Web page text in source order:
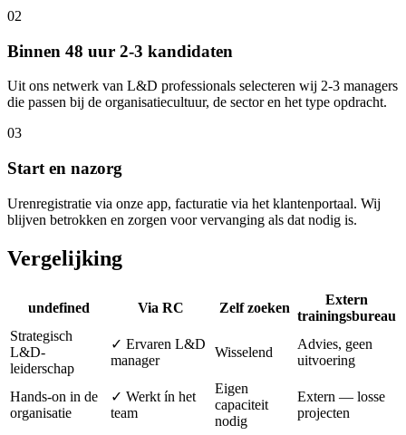
02
Binnen 48 uur 2-3 kandidaten
Uit ons netwerk van L&D professionals selecteren wij 2-3 managers
die passen bij de organisatiecultuur, de sector en het type opdracht.
03
Start en nazorg
Urenregistratie via onze app, facturatie via het klantenportaal. Wij
blijven betrokken en zorgen voor vervanging als dat nodig is.
Vergelijking
undefined Via RC Zelf zoeken
Extern
trainingsbureau
Strategisch
L&D-
leiderschap
✓ Ervaren L&D
manager
Wisselend
Advies, geen
uitvoering
Hands-on in de
organisatie
✓ Werkt ín het
team
Eigen
capaciteit
nodig
Extern — losse
projecten